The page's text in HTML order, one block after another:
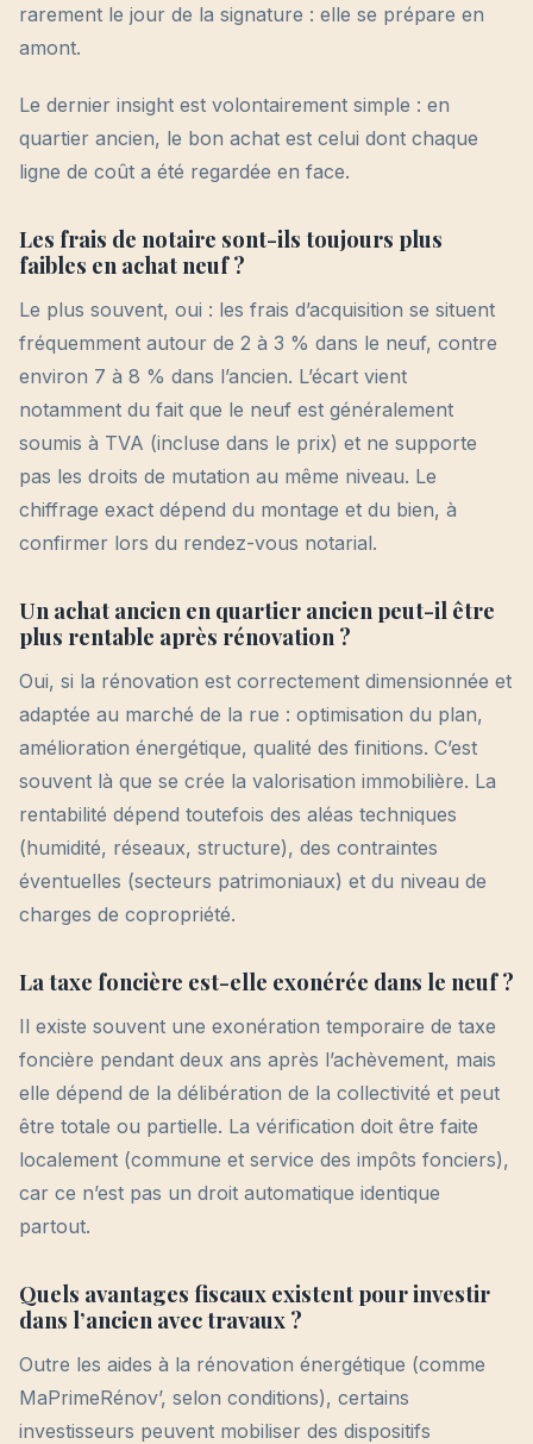
rarement le jour de la signature : elle se prépare en
amont.
Le dernier insight est volontairement simple : en
quartier ancien, le bon achat est celui dont chaque
ligne de coût a été regardée en face.
Les frais de notaire sont-ils toujours plus
faibles en achat neuf ?
Le plus souvent, oui : les frais d’acquisition se situent
fréquemment autour de 2 à 3 % dans le neuf, contre
environ 7 à 8 % dans l’ancien. L’écart vient
notamment du fait que le neuf est généralement
soumis à TVA (incluse dans le prix) et ne supporte
pas les droits de mutation au même niveau. Le
chiffrage exact dépend du montage et du bien, à
confirmer lors du rendez-vous notarial.
Un achat ancien en quartier ancien peut-il être
plus rentable après rénovation ?
Oui, si la rénovation est correctement dimensionnée et
adaptée au marché de la rue : optimisation du plan,
amélioration énergétique, qualité des finitions. C’est
souvent là que se crée la valorisation immobilière. La
rentabilité dépend toutefois des aléas techniques
(humidité, réseaux, structure), des contraintes
éventuelles (secteurs patrimoniaux) et du niveau de
charges de copropriété.
La taxe foncière est-elle exonérée dans le neuf ?
Il existe souvent une exonération temporaire de taxe
foncière pendant deux ans après l’achèvement, mais
elle dépend de la délibération de la collectivité et peut
être totale ou partielle. La vérification doit être faite
localement (commune et service des impôts fonciers),
car ce n’est pas un droit automatique identique
partout.
Quels avantages fiscaux existent pour investir
dans l’ancien avec travaux ?
Outre les aides à la rénovation énergétique (comme
MaPrimeRénov’, selon conditions), certains
investisseurs peuvent mobiliser des dispositifs